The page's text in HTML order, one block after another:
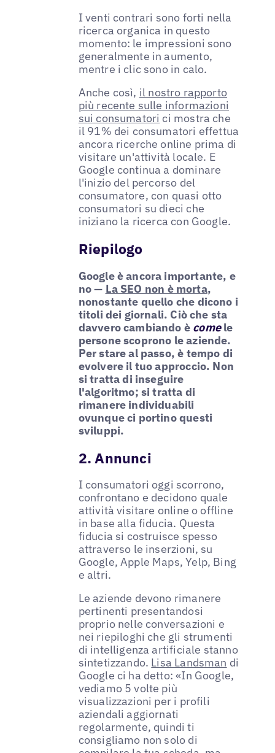
I venti contrari sono forti nella
ricerca organica in questo
momento: le impressioni sono
generalmente in aumento,
mentre i clic sono in calo.
Anche così, il nostro rapporto
più recente sulle informazioni
sui consumatori ci mostra che
il 91% dei consumatori effettua
ancora ricerche online prima di
visitare un'attività locale. E
Google continua a dominare
l'inizio del percorso del
consumatore, con quasi otto
consumatori su dieci che
iniziano la ricerca con Google.
Riepilogo
Google è ancora importante, e
no — La SEO non è morta,
nonostante quello che dicono i
titoli dei giornali. Ciò che sta
davvero cambiando è come le
persone scoprono le aziende.
Per stare al passo, è tempo di
evolvere il tuo approccio. Non
si tratta di inseguire
l'algoritmo; si tratta di
rimanere individuabili
ovunque ci portino questi
sviluppi.
2. Annunci
I consumatori oggi scorrono,
confrontano e decidono quale
attività visitare online o offline
in base alla fiducia. Questa
fiducia si costruisce spesso
attraverso le inserzioni, su
Google, Apple Maps, Yelp, Bing
e altri.
Le aziende devono rimanere
pertinenti presentandosi
proprio nelle conversazioni e
nei riepiloghi che gli strumenti
di intelligenza artificiale stanno
sintetizzando. Lisa Landsman di
Google ci ha detto: «In Google,
vediamo 5 volte più
visualizzazioni per i profili
aziendali aggiornati
regolarmente, quindi ti
consigliamo non solo di